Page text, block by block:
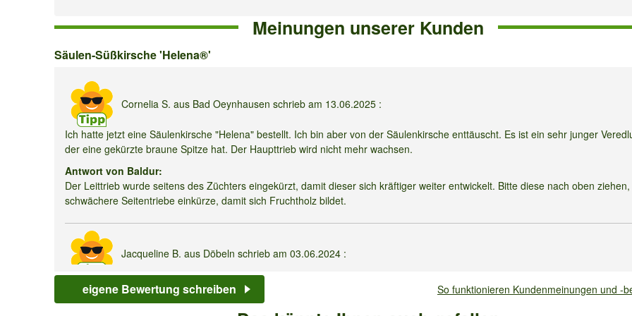
Meinungen unserer Kunden
Säulen-
'Helena®'
Säulen-Süßkirsche 'Helena®'
Cornelia S. aus Bad Oeynhausen schrieb am 13.06.2025 :
Ich hatte jetzt eine Säulenkirsche "Helena" bestellt. Ich bin aber von der Säulenkirsche enttäuscht. Es ist ein sehr junger
der eine gekürzte braune Spitze hat. Der Haupttrieb wird nicht mehr wachsen.
Antwort von Baldur:
Der Leittrieb wurde seitens des Züchters eingekürzt, damit dieser sich kräftiger weiter entwickelt. Bitte diese nach oben ziehen,
schwächere Seitentriebe einkürze, damit sich Fruchtholz bildet.
Jacqueline B. aus Döbeln schrieb am 03.06.2024 :
Hallo, habe Helena Süsskirsche vor ungefähr 2 Monaten gekauft. Ist eigentlich gut gewachsen. Aber seit 2 Wochen bekommt
blätter und die fallen ab. Was kann das sein? LG Baum
eigene Bewertung schreiben So funktionieren Kundenmeinungen und -